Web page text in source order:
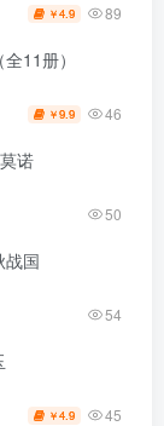
￥4.9 89
11册）
￥9.9 46
诺
50
战国
54
￥4.9 45